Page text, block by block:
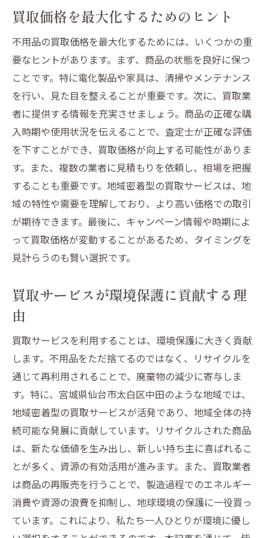
買取価格を最大化するためのヒント
不用品の買取価格を最大化するためには、いくつかの重
要なヒントがあります。まず、商品の状態を良好に保つ
ことです。特に電化製品や家具は、清掃やメンテナンス
を行い、見た目を整えることが重要です。次に、買取業
者に提供する情報を充実させましょう。商品の正確な購
入時期や使用状況を伝えることで、査定士が正確な評価
を下すことができ、買取価格が向上する可能性がありま
す。また、複数の業者に見積もりを依頼し、相場を把握
することも重要です。地域密着型の買取サービスは、地
域の特性や需要を理解しており、より高い価格での取引
が期待できます。最後に、キャンペーン情報や時期によ
って買取価格が変動することがあるため、タイミングを
見計らうのも賢い選択です。
買取サービスが環境保護に貢献する理
由
買取サービスを利用することは、環境保護に大きく貢献
します。不用品をただ捨てるのではなく、リサイクルを
通じて再利用されることで、廃棄物の減少に寄与しま
す。特に、宮城県仙台市太白区中田のような地域では、
地域密着型の買取サービスが活発であり、地域全体の持
続可能な発展に貢献しています。リサイクルされた商品
は、新たな価値を生み出し、新しい持ち主に喜ばれるこ
とが多く、資源の有効活用が進みます。また、買取業者
は商品の再販売を行うことで、製造過程でのエネルギー
消費や資源の浪費を抑制し、地球環境の保護に一役買っ
ています。これにより、私たち一人ひとりが環境に優し